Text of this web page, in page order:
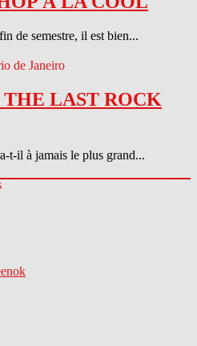
de semestre, il est bien...
LAST ROCK
t-il à jamais le plus grand...